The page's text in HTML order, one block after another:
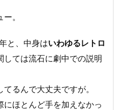
。
と、中身はいわゆるレトロ
しては流石に劇中での説明
るんで大丈夫ですが。
ほとんど手を加えなかっ